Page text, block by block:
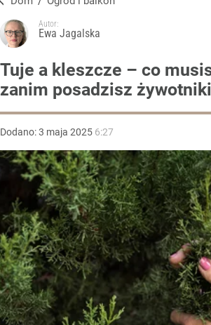
Autor:
Ewa Jagalska
Tuje a kleszcze – co
zanim posadzisz
Dodano:3 maja 2025 6:27